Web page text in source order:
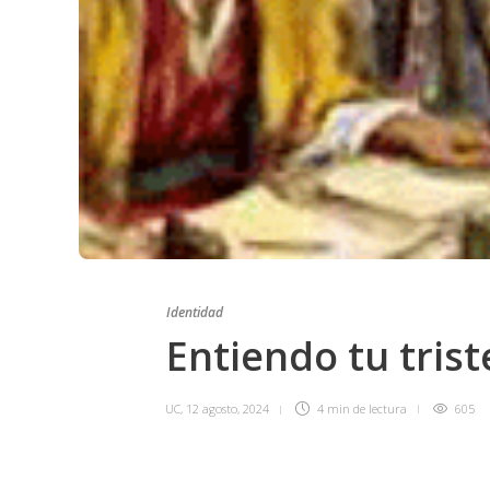
Identidad
Entiendo tu
UC, 12 agosto, 2024 4 min de lectura 605